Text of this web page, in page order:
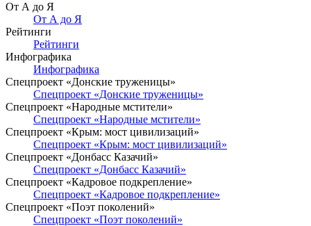
От А до Я
От А до Я
Рейтинги
Рейтинги
Инфографика
Инфографика
Спецпроект «Донские труженицы»
Спецпроект «Донские труженицы»
Спецпроект «Народные мстители»
Спецпроект «Народные мстители»
Спецпроект «Крым: мост цивилизаций»
Спецпроект «Крым: мост цивилизаций»
Спецпроект «Донбасс Казачий»
Спецпроект «Донбасс Казачий»
Спецпроект «Кадровое подкрепление»
Спецпроект «Кадровое подкрепление»
Спецпроект «Поэт поколений»
Спецпроект «Поэт поколений»